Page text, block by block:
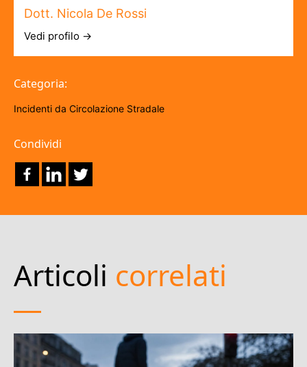
Dott. Nicola De Rossi
Vedi profilo →
Categoria:
Incidenti da Circolazione Stradale
Condividi
Articoli correlati